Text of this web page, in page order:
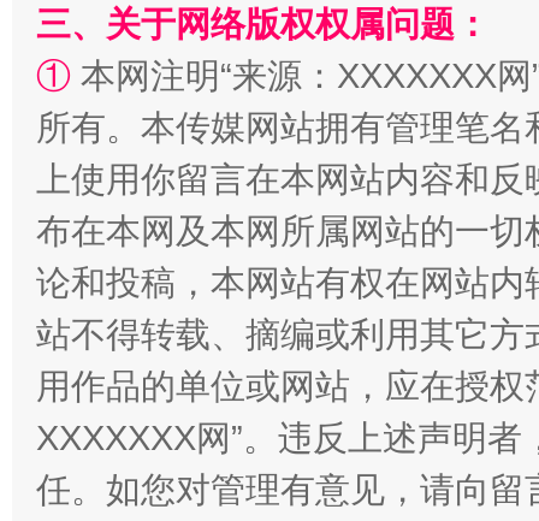
镜头丨大暑三秋近 山西：
三、关于网络版权权属问题：
① 本网注明“来源：XXXXXXX
所有。本传媒网站拥有管理笔
上使用你留言在本网站内容和
布在本网及本网所属网站的一
论和投稿，本网站有权在网站
站不得转载、摘编或利用其它
用作品的单位或网站，应在授
XXXXXXX网”。违反上述声明
任。如您对管理有意见，请向